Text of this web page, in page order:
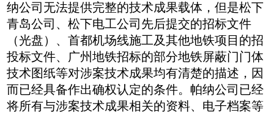
纳公司无法提供完整的技术成果载体，但是松下
青岛公司、松下电工公司先后提交的招标文件
（光盘）、首都机场线施工及其他地铁项目的招
投标文件、广州地铁招标的部分地铁屏蔽门门体
技术图纸等对涉案技术成果均有清楚的描述，因
而已经具备作出确权认定的条件。帕纳公司已经
将所有与涉案技术成果相关的资料、电子档案等